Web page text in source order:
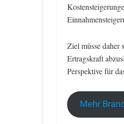
Ziel müsse daher
Ertragskraft
Perspektive für
Mehr